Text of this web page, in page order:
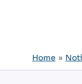
Home »